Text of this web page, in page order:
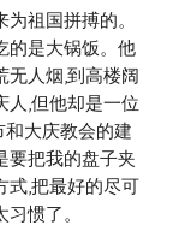
祖国拼搏的。
的是大锅饭。他
无人烟,到高楼阔
人,但他却是一位
大庆教会的建
要把我的盘子夹
式,把最好的尽可
惯了。